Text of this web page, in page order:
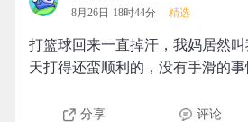
8月26日 18时44分 精选
打篮球回来一直掉汗，我妈居然
天打得还蛮顺利的，没有手滑的事
分享 评论